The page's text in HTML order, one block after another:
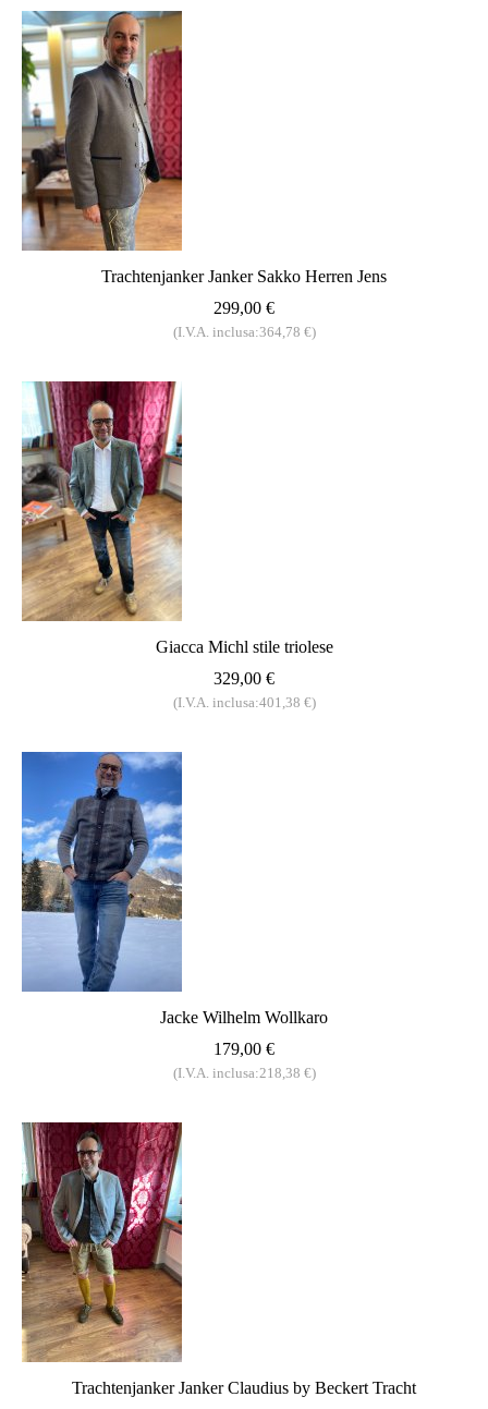
Trachtenjanker Janker Sakko Herren Jens
299,00 €
(I.V.A. inclusa:364,78 €)
Giacca Michl stile triolese
329,00 €
(I.V.A. inclusa:401,38 €)
Jacke Wilhelm Wollkaro
179,00 €
(I.V.A. inclusa:218,38 €)
Trachtenjanker Janker Claudius by Beckert Tracht